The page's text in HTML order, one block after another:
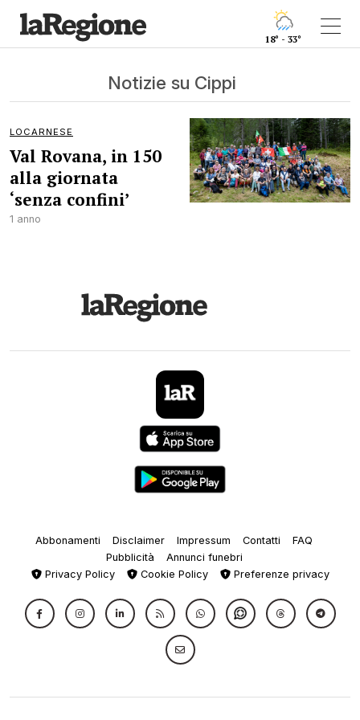
18° - 33°
Notizie su Cippi
LOCARNESE
Val Rovana, in 150
alla giornata
‘senza confini’
1 anno
Abbonamenti Disclaimer Impressum Contatti
FAQ
Pubblicità
Annunci funebri
Privacy Policy
Cookie Policy Preferenze privacy